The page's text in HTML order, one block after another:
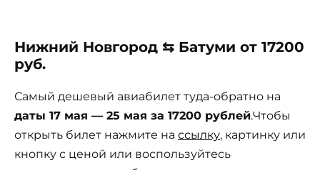
Нижний Новгород ⇆ Батуми от 17200
руб.
Самый дешевый авиабилет туда-обратно на
даты 17 мая — 25 мая за 17200 рублей.Чтобы
открыть билет нажмите на ссылку, картинку или
кнопку с ценой или воспользуйтесь